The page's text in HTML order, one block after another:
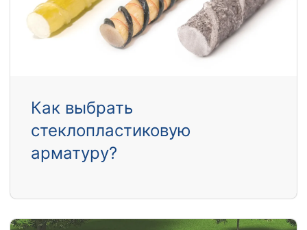
Как выбрать
стеклопластиковую
арматуру?